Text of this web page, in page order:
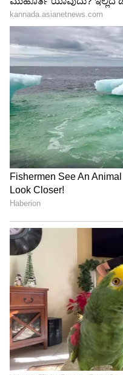
ಹಗರಣ, ಪೇಮೆಂಟ್
ಹೇಳಿದ್ದಾನಂತೆ. ಕೆಲವು
ಪ್ರಕಾಶ್ ರಾಜ್ ಕೈವಾಡ
ಮಾಡಿಬಿಟ್ಟಿದ್ದಾರೆ. ಆದರೆ
ಅಥವಾ ಮಟ್ಟಣ್ಣನವರ್
ಮಾಡಿಲ್ಲ ಎಂದು
‘ಮಾಸ್ಕ್ ಮ್ಯಾನ್’
ರಹಸ್ಯ!
ಪ್ರಕರಣದ ಹಿನ್ನೆಲೆಯನ್ನು
ರಾಜ್, ಆಗ ಹಿರಿಯ
ಇನ್ನೂ ಚಾರ್ಜ್
ಗಿರೀಶ್ ಮಟ್ಟಣ್ಣನವರ್
'ಮಾಸ್ಕ್ ಮ್ಯಾನ್'
ಮಾತನಾಡಬೇಕಂತೆ
ಎಂದಾಗ ಆತ ತಮಿಳಿನಲ್ಲಿ
ಫೋನ್‌ನಲ್ಲಿ ಆತ, 'ಅಣ್ಣ
ನಿಮ್ಮನ್ನು ಭೇಟಿ ಆಗಬೇಕು
ಹೇಳಿಕೊಳ್ಳಬೇಕು. ನನಗೆ
ಸಪೋರ್ಟ್ ಬೇಕು' ಎಂದು